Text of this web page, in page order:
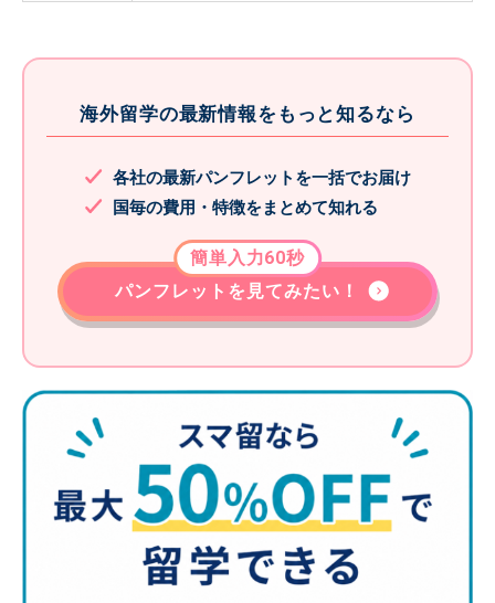
海外留学の最新情報をもっと知るなら
各社の最新パンフレットを一括でお届け
国毎の費用・特徴をまとめて知れる
パンフレットを見てみたい！
簡単入力60秒